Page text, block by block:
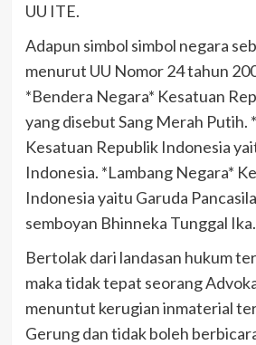
UU ITE.
Adapun simbol simbol negara
menurut UU Nomor 24 tahun
*Bendera Negara* Kesatuan
yang disebut Sang Merah Putih.
Kesatuan Republik Indonesia
Indonesia. *Lambang Negara*
Indonesia yaitu Garuda
semboyan Bhinneka Tunggal Ika.
Bertolak dari landasan hukum
maka tidak tepat seorang
menuntut kerugian inmaterial
Gerung dan tidak boleh